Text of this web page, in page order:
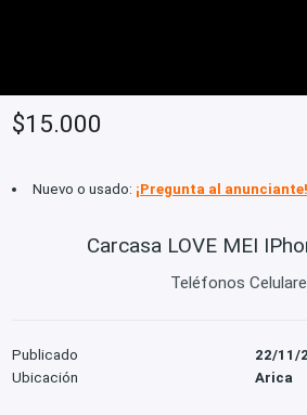
$15.000
Nuevo o usado: ¡Pregunta al anunciante!
Carcasa LOVE MEI
Teléfonos
Publicado
22/11/
Ubicación
Arica